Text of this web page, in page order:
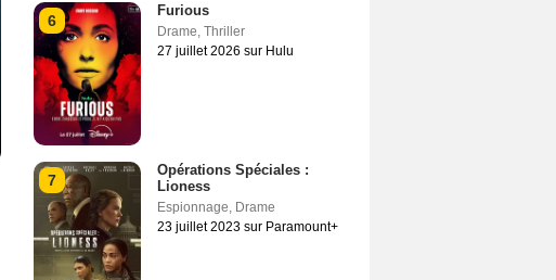
6
Furious
Drame, Thriller
27 juillet 2026 sur Hulu
7
Opérations Spéciales :
Lioness
Espionnage, Drame
23 juillet 2023 sur Paramount+